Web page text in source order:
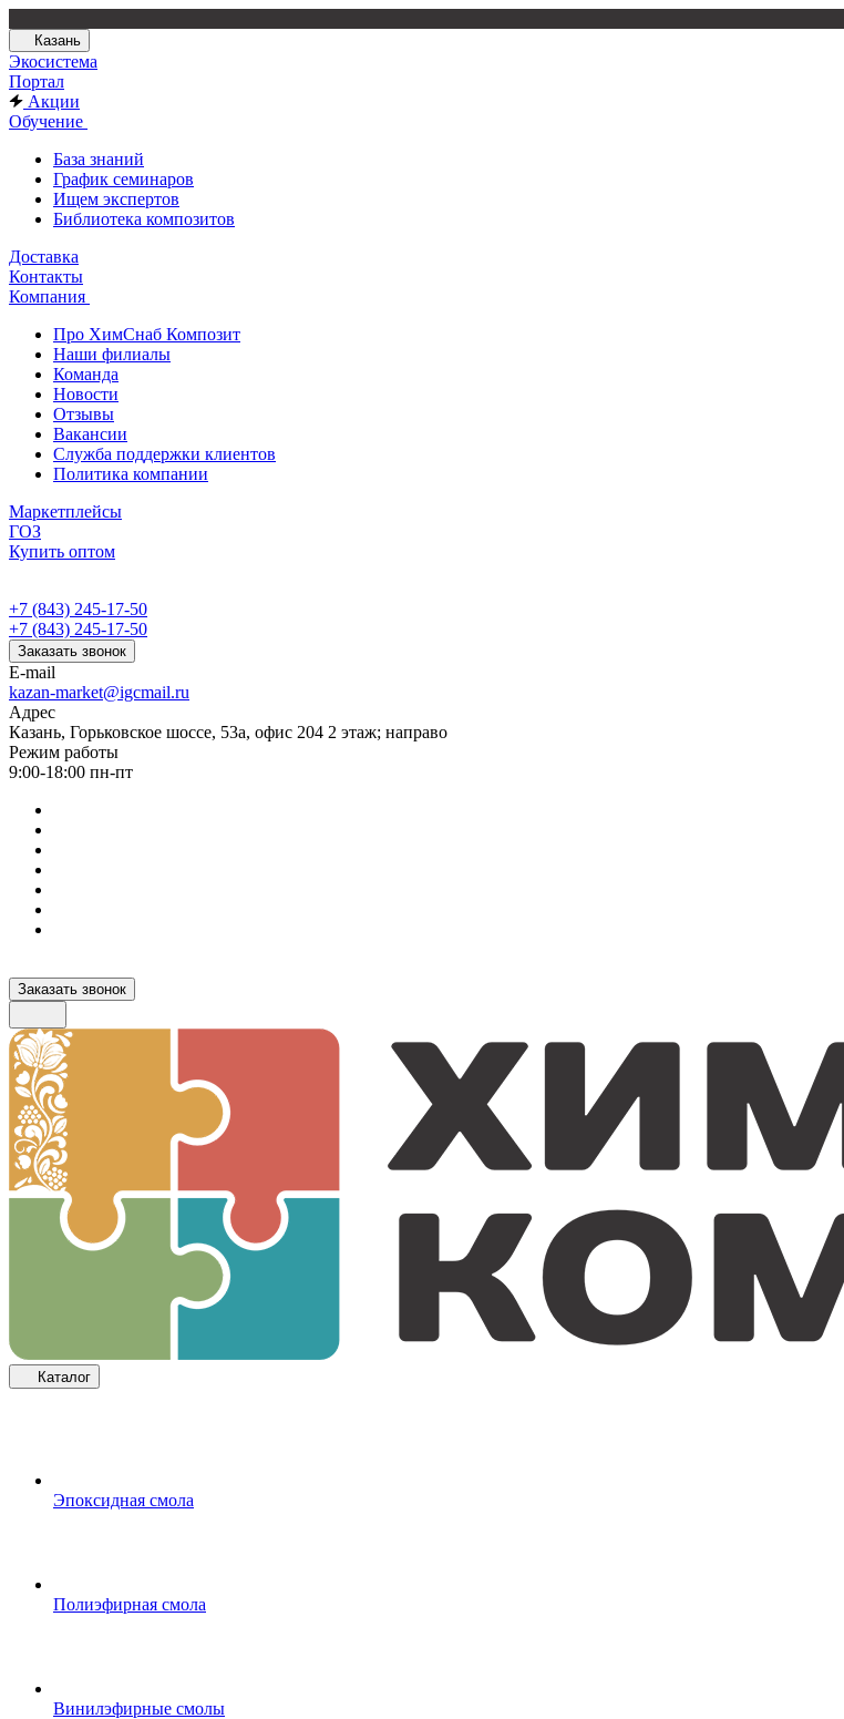
Казань
Экосистема
Портал
Акции
Обучение
База знаний
График семинаров
Ищем экспертов
Библиотека композитов
Доставка
Контакты
Компания
Про ХимСнаб Композит
Наши филиалы
Команда
Новости
Отзывы
Вакансии
Служба поддержки клиентов
Политика компании
Маркетплейсы
ГОЗ
Купить оптом
+7 (843) 245-17-50
+7 (843) 245-17-50
Заказать звонок
E-mail
kazan-market@igcmail.ru
Адрес
Казань, ​Горьковское шоссе, 53а, офис 204 2 этаж; направо
Режим работы
9:00-18:00 пн-пт
Заказать звонок
Каталог
Эпоксидная смола
Полиэфирная смола
Винилэфирные смолы